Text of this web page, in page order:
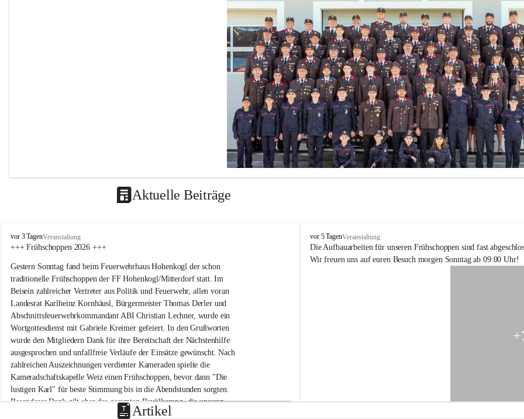
Aktuelle Beiträge
F
F
o
h
e
n
k
o
g
l
-
M
i
t
t
e
vor 3 TagenVeranstaltung
+++ Frühschoppen 2026 +++
Gestern Sonntag fand beim Feuerwehrhaus Hohenkogl der schon
traditionelle Frühschoppen der FF Hohenkogl/Mitterdorf statt. Im
Beisein zahlreicher Vertreter aus Politik und Feuerwehr, allen voran
Landesrat Karlheinz Kornhäusl, Bürgermeister Thomas Derler und
Abschnittsfeuerwehrkommandant ABI Christian Lechner, wurde ein
Wortgottesdienst mit Gabriele Kreimer gefeiert. In den Grußworten
wurde den Mitgliedern Dank für ihre Bereitschaft der Nächstenhilfe
ausgesprochen und unfallfreie Verläufe der Einsätze gewünscht. Nach
zahlreichen Auszeichnungen verdienter Kameraden spielte die
Kameradschaftskapelle Weiz einen Frühschoppen, bevor dann "Die
lustigen Karl" für beste Stimmung bis in die Abendstunden sorgten.
Besonderer Dank gilt aber der gesamten Bevölkerung, die unseren
Frühschoppen trotz hochsommerlichen Temperaturen besuchte. Der
F
F
H
e
vor 5 TagenVeranstaltung
Die Aufbauarbeiten für unseren Frühschoppen sind fast
Wir freuen uns auf euren Besuch morgen Sonntag ab 09:00 Uhr!
Artikel